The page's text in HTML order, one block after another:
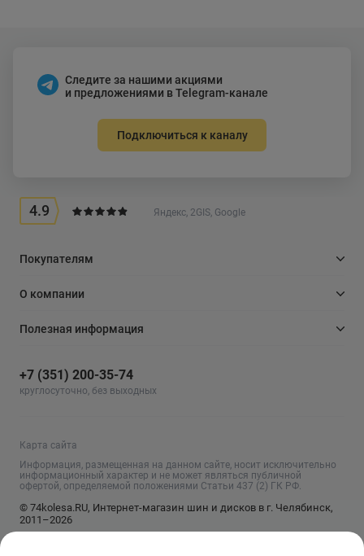
Следите за нашими акциями
и предложениями в Telegram-канале
Подключиться к каналу
4.9 Яндекс, 2GIS, Google
Покупателям
О компании
Полезная информация
+7 (351) 200-35-74
круглосуточно, без выходных
Карта сайта
Информация, размещенная на данном сайте, носит исключительно
информационный характер и не может являться публичной
офертой, определяемой положениями Статьи 437 (2) ГК РФ.
© 74kolesa.RU, Интернет-магазин шин и дисков в г. Челябинск,
2011–2026